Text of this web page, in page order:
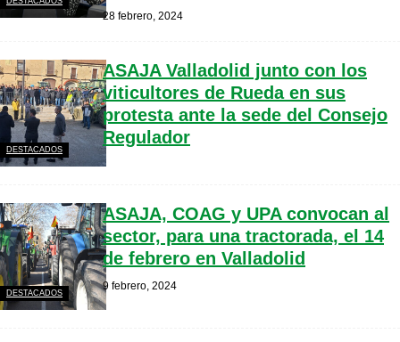
28 febrero, 2024
DESTACADOS
ASAJA Valladolid junto con los
viticultores de Rueda en sus
protesta ante la sede del Consejo
Regulador
DESTACADOS
ASAJA, COAG y UPA convocan al
sector, para una tractorada, el 14
de febrero en Valladolid
9 febrero, 2024